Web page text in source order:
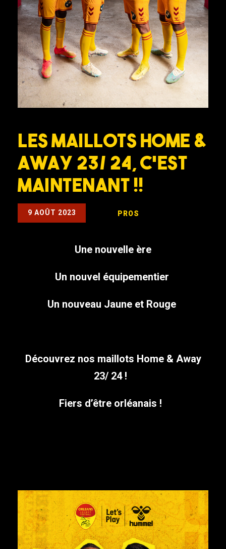
LES MAILLOTS HOME &
AWAY 23/ 24, C’EST
MAINTENANT !!
9 AOÛT 2023 PROS
Une nouvelle ère
Un nouvel équipementier
Un nouveau Jaune et Rouge
Découvrez nos maillots Home & Away
23/ 24 !
Fiers d’être orléanais !